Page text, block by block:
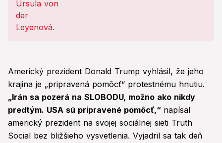
Americký prezident Donald Trump vyhlásil, že jeho
krajina je „pripravená pomôcť“ protestnému hnutiu.
„Irán sa pozerá na SLOBODU, možno ako nikdy
predtým. USA sú pripravené pomôcť,“ napísal
americký prezident na svojej sociálnej sieti Truth
Social bez bližšieho vysvetlenia. Vyjadril sa tak deň